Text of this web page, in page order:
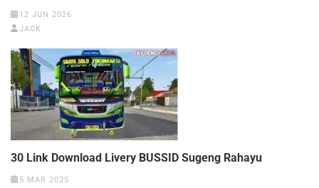
12 JUN 2026
JACK
30 Link Download Livery BUSSID Sugeng Rahayu
5 MAR 2025